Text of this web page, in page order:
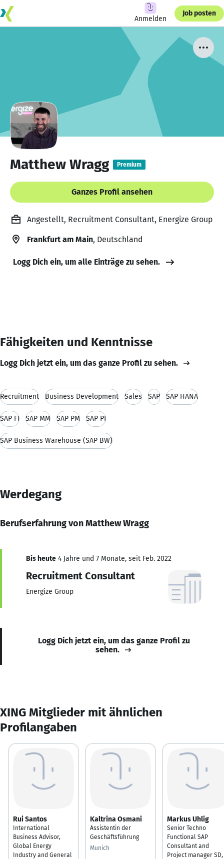
Anmelden
Job posten
Matthew Wragg Premium
Ganzes Profil ansehen
Angestellt, Recruitment Consultant, Energize Group
Frankfurt am Main, Deutschland
Logg Dich ein, um alle Einträge zu sehen.
Fähigkeiten und Kenntnisse
Logg Dich jetzt ein, um das ganze Profil zu sehen.
Recruitment Business Development Sales SAP SAP HANA
SAP FI SAP MM SAP PM SAP PI
SAP Business Warehouse (SAP BW)
Werdegang
Berufserfahrung von Matthew Wragg
Bis heute 4 Jahre und 7 Monate, seit Feb. 2022
Recruitment Consultant
Energize Group
Logg Dich jetzt ein, um das ganze Profil zu
sehen.
XING Mitglieder mit ähnlichen
Profilangaben
Rui Santos
International
Business Advisor,
Global Energy
Industry and General
Kaltrina Osmani
Assistentin der
Geschäftsführung
Munich
Markus Uhlig
Senior Techno
Functional SAP
Consultant and
Project manager SD,